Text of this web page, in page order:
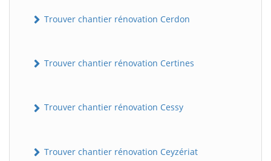
Trouver chantier rénovation Cerdon
Trouver chantier rénovation Certines
Trouver chantier rénovation Cessy
Trouver chantier rénovation Ceyzériat